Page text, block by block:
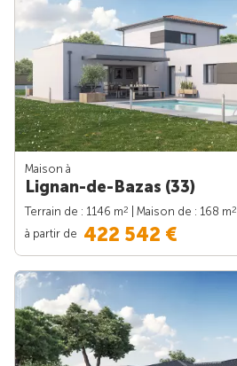
Maison à
Lignan-de-Bazas (33)
Terrain de : 1146 m2 | Maison de : 168 m2
à partir de 422 542 €